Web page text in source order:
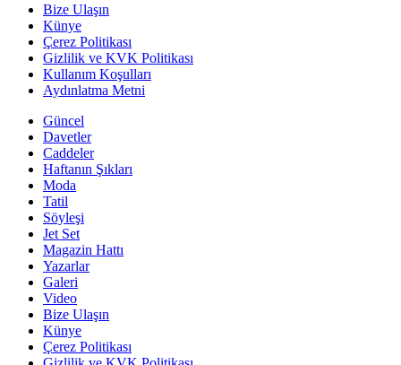
Bize Ulaşın
Künye
Çerez Politikası
Gizlilik ve KVK Politikası
Kullanım Koşulları
Aydınlatma Metni
Güncel
Davetler
Caddeler
Haftanın Şıkları
Moda
Tatil
Söyleşi
Jet Set
Magazin Hattı
Yazarlar
Galeri
Video
Bize Ulaşın
Künye
Çerez Politikası